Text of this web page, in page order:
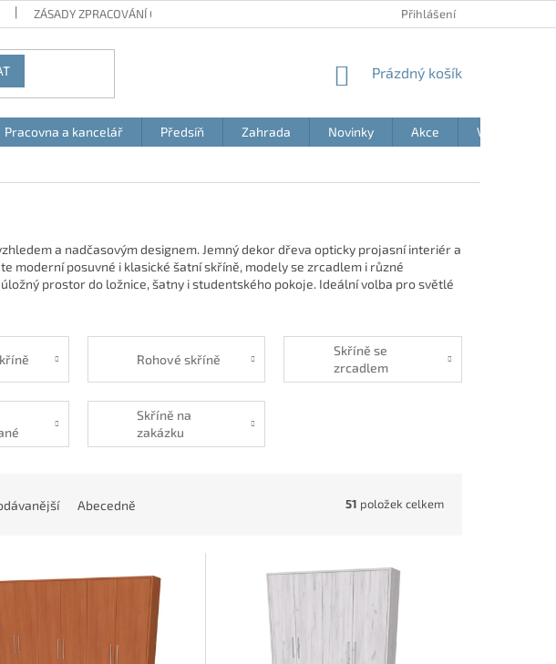
ZÁSADY ZPRACOVÁNÍ OSOBNÍCH ÚDAJŮ BLOG
Přihlášení
NÁKUPNÍ
Prázdný košík
Pracovna a kancelář Předsíň Zahrada Novinky Akce Výprodej
a nadčasovým designem. Jemný dekor dřeva opticky projasní interiér a
moderní posuvné i klasické šatní skříně, modely se zrcadlem i různé
prostor do ložnice, šatny i studentského pokoje. Ideální volba pro světlé
Rohové skříně
Skříně se
zrcadlem
Skříně na
zakázku
Abecedně 51 položek celkem